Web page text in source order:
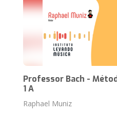
Professor Bach -
1 A
Raphael Muniz